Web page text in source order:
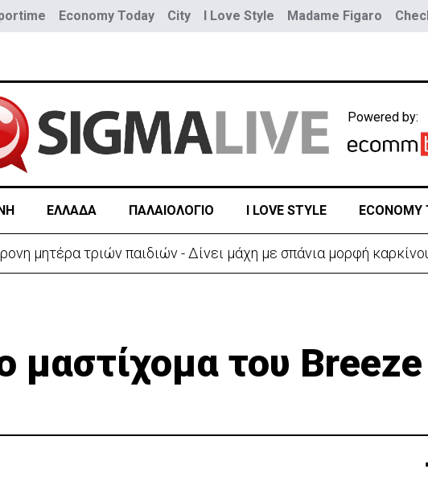
Economy Today City I Love Style Madame Figaro
Powered by:
ΕΛΛΑΔΑ ΠΑΛΑΙΟΛΟΓΙΟ I LOVE STYLE ECONOMY
δύο τραμ - Τουλάχιστον 25 τραυματίες, οι 7 σοβαρά
μαστίχομα του Breeze